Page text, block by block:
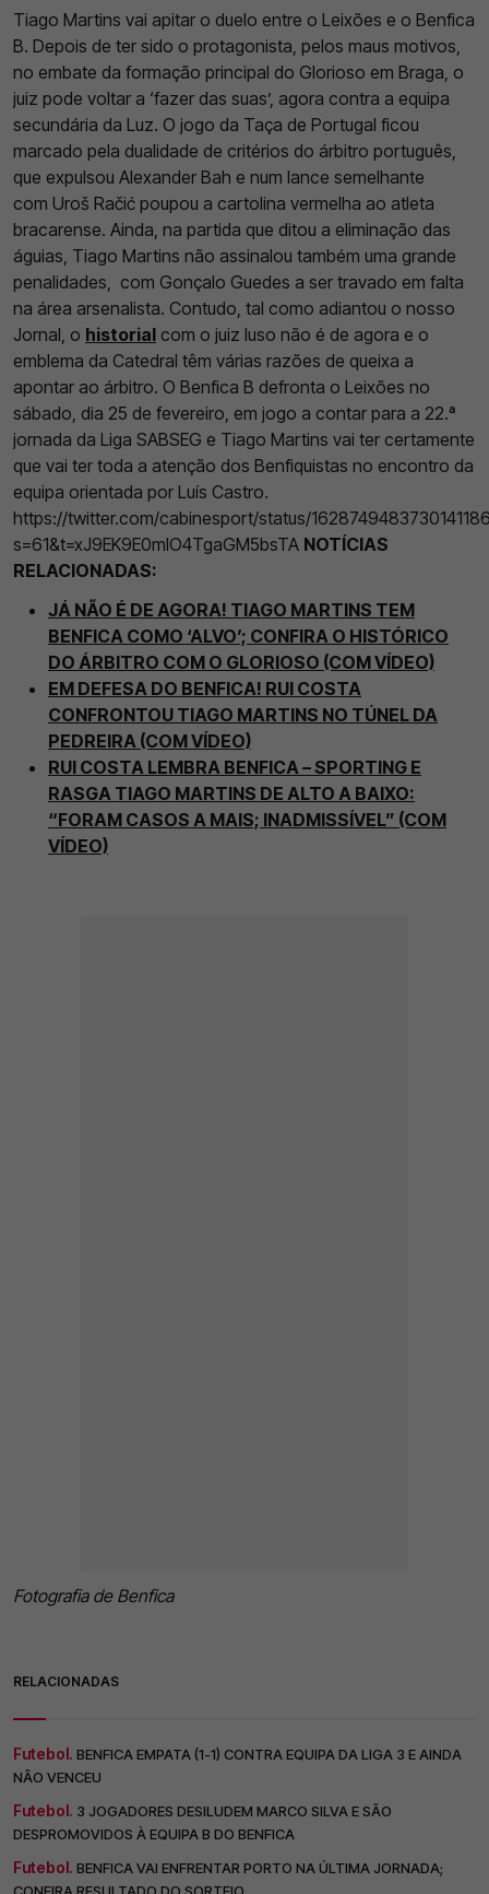
Tiago Martins vai apitar o duelo entre o Leixões e o Benfica
B. Depois de ter sido o protagonista, pelos maus motivos,
no embate da formação principal do Glorioso em Braga, o
juiz pode voltar a ‘fazer das suas’, agora contra a equipa
secundária da Luz. O jogo da Taça de Portugal ficou
marcado pela dualidade de critérios do árbitro português,
que expulsou Alexander Bah e num lance semelhante
com Uroš Račić poupou a cartolina vermelha ao atleta
bracarense. Ainda, na partida que ditou a eliminação das
águias, Tiago Martins não assinalou também uma grande
penalidades, com Gonçalo Guedes a ser travado em falta
na área arsenalista. Contudo, tal como adiantou o nosso
Jornal, o historial com o juiz luso não é de agora e o
emblema da Catedral têm várias razões de queixa a
apontar ao árbitro. O Benfica B defronta o Leixões no
sábado, dia 25 de fevereiro, em jogo a contar para a 22.ª
jornada da Liga SABSEG e Tiago Martins vai ter certamente
que vai ter toda a atenção dos Benfiquistas no encontro da
equipa orientada por Luís Castro.
https://twitter.com/cabinesport/status/
s=61&t=xJ9EK9E0mIO4TgaGM5bsTA NOTÍCIAS
RELACIONADAS:
JÁ NÃO É DE AGORA! TIAGO MARTINS TEM
BENFICA COMO ‘ALVO’; CONFIRA O HISTÓRICO
DO ÁRBITRO COM O GLORIOSO (COM VÍDEO)
EM DEFESA DO BENFICA! RUI COSTA
CONFRONTOU TIAGO MARTINS NO TÚNEL DA
PEDREIRA (COM VÍDEO)
RUI COSTA LEMBRA BENFICA – SPORTING E
RASGA TIAGO MARTINS DE ALTO A BAIXO:
“FORAM CASOS A MAIS; INADMISSÍVEL” (COM
VÍDEO)
Fotografia de Benfica
RELACIONADAS
Futebol. BENFICA EMPATA (1-1) CONTRA EQUIPA DA LIGA 3 E AINDA
NÃO VENCEU
Futebol. 3 JOGADORES DESILUDEM MARCO SILVA E SÃO
DESPROMOVIDOS À EQUIPA B DO BENFICA
Futebol. BENFICA VAI ENFRENTAR PORTO NA ÚLTIMA JORNADA;